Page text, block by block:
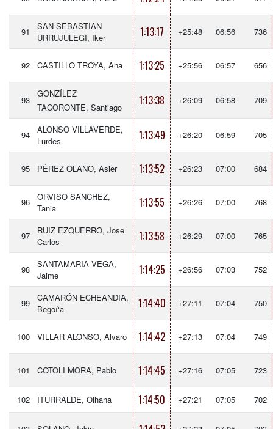
91
SAN SEBASTIAN
URRUJULEGI, Iker
1:13:17 +25:48 06:56 736
92 CASTILLO TROYA, Ana 1:13:25 +25:56 06:57 656
93
GONZÍLEZ
TACORONTE, Santiago
1:13:38 +26:09 06:58 709
94
ALONSO VILLAVERDE,
Lurdes
1:13:49 +26:20 06:59 705
95 PÉREZ OLANO, Asier 1:13:52 +26:23 07:00 684
96
ORVISO SANCHEZ,
Tania
1:13:55 +26:26 07:00 768
97
RUIZ EZQUERRO, Jose
Carlos
1:13:58 +26:29 07:00 765
98
SANTAMARIA VEGA,
Jaime
1:14:25 +26:56 07:03 752
99
CAMARÓN ECHEANDIA,
Begoí‘a
1:14:40 +27:11 07:04 750
100 VILLAR ALONSO, Alvaro 1:14:42 +27:13 07:04 749
101 COTOLI MORA, Pablo 1:14:45 +27:16 07:05 723
102 ITURRALDE, Oihana 1:14:50 +27:21 07:05 702